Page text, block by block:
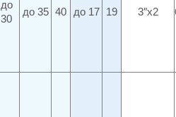
до
30
до 35 40 до 17 19 3″x2